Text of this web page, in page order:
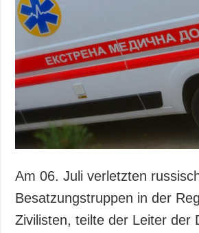
Am 06. Juli verletzten
Besatzungstruppen in der
Zivilisten, teilte der Leiter der